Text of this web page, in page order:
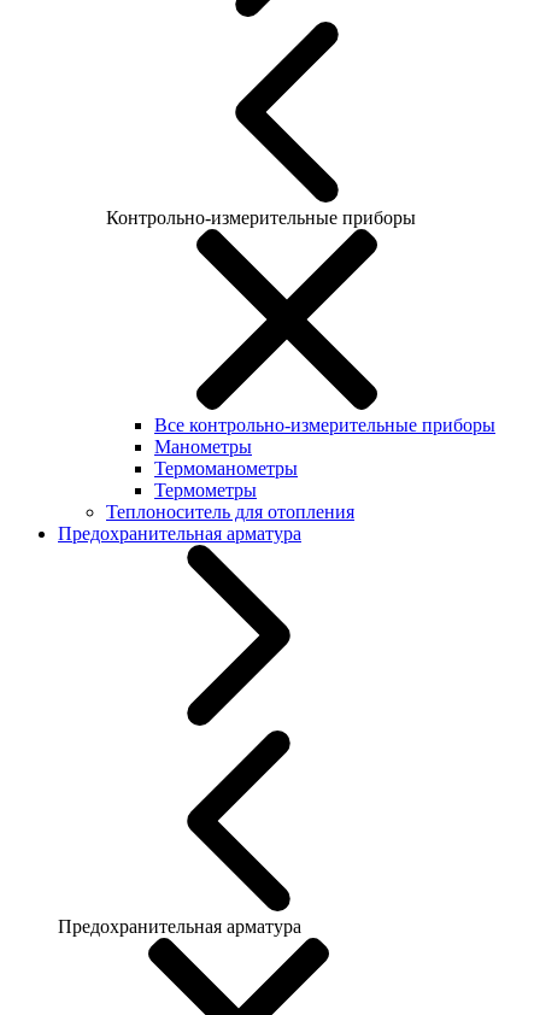
Контрольно-измерительные приборы
Все контрольно-измерительные приборы
Манометры
Термоманометры
Термометры
Теплоноситель для отопления
Предохранительная арматура
Предохранительная арматура